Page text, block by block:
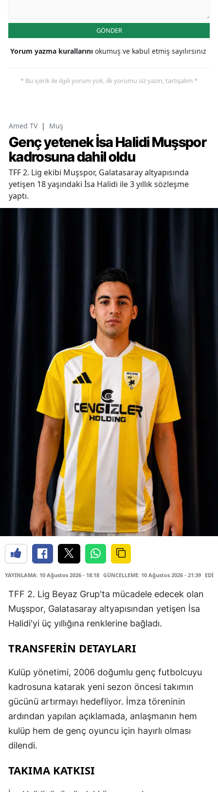
GÖNDER
Yorum yazma kurallarını okumuş ve kabul etmiş sayılırsınız
* Bu içerik ile ilgili yorum yok, ilk yorumu siz yazın, tartışalım *
Amed TV | Muş
Genç yetenek İsa Halidi Muşspor
kadrosuna dahil oldu
TFF 2. Lig ekibi Muşspor, Galatasaray altyapısında
yetişen 18 yaşındaki İsa Halidi ile 3 yıllık sözleşme
yaptı.
YAYINLAMA: 10 Ağustos 2026 - 18:18 GÜNCELLEME: 10 Ağustos 2026 - 21:39
TFF 2. Lig Beyaz Grup'ta mücadele edecek olan
Muşspor, Galatasaray altyapısından yetişen İsa
Halidi'yi üç yıllığına renklerine bağladı.
TRANSFERİN DETAYLARI
Kulüp yönetimi, 2006 doğumlu genç futbolcuyu
kadrosuna katarak yeni sezon öncesi takımın
gücünü artırmayı hedefliyor. İmza töreninin
ardından yapılan açıklamada, anlaşmanın hem
kulüp hem de genç oyuncu için hayırlı olması
dilendi.
TAKIMA KATKISI